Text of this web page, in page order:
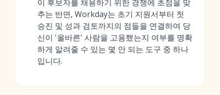
이 후보자를 채용하기 위한 경쟁에 초점을 맞
추는 반면, Workday는 초기 지원서부터 첫
승진 및 성과 검토까지의 점들을 연결하여 당
신이 '올바른' 사람을 고용했는지 여부를 명확
하게 알려줄 수 있는 몇 안 되는 도구 중 하나
입니다.